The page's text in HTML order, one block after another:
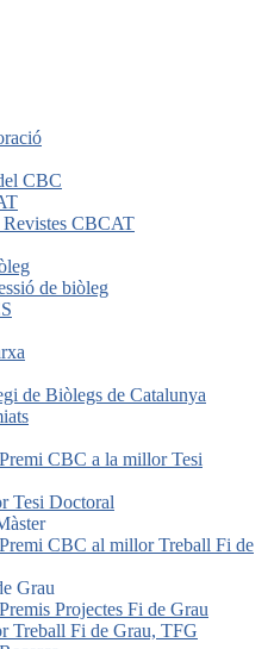
CBC
Revistes CBCAT
de biòleg
de Biòlegs de Catalunya
CBC a la millor Tesi
Tesi Doctoral
CBC al millor Treball Fi de
Grau
Projectes Fi de Grau
Treball Fi de Grau, TFG